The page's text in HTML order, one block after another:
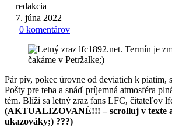
redakcia
7. júna 2022
0 komentárov
Pár pív, pokec úrovne od deviatich k piatim,
Pošty pre teba a snáď príjemná atmosféra
tém. Blíži sa letný zraz fans LFC, čitateľov
(AKTUALIZOVANÉ!!! – scrolluj v texte
ukazováky;) ???)